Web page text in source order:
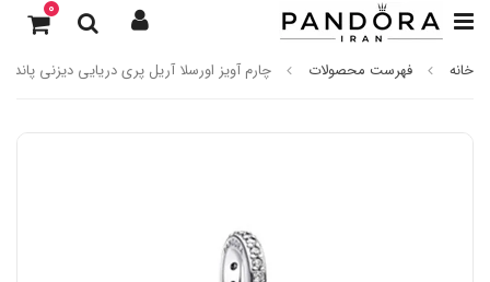
0
خانه فهرست محصولات چارم آویز اورسلا آریل پری دریایی دیزنی پاندورا